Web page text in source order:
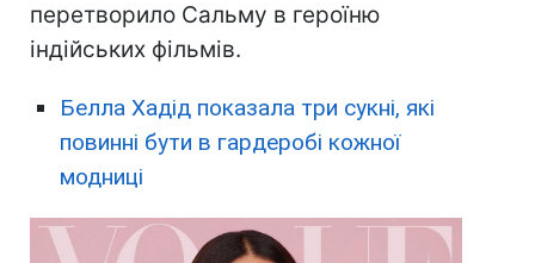
перетворило Сальму в героїню
індійських фільмів.
Белла Хадід показала три сукні, які
повинні бути в гардеробі кожної
модниці